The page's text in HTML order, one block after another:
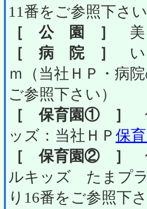
11番をご参照下さい
［ 公 園 ］
美
［ 病 院 ］
い
ｍ（当社ＨＰ・病
ご参照下さい）
［ 保育園① ］
ッズ：当社ＨＰ 保
［ 保育園② ］
ルキッズ たまプ
り16番をご参照下さ